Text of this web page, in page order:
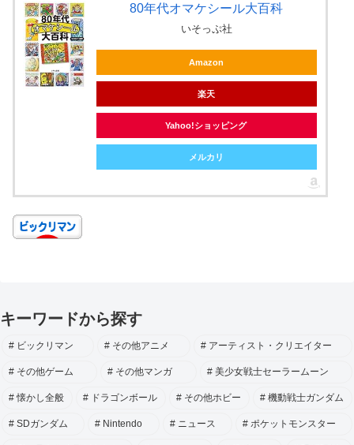
80年代オマケシール大百科
いそっぷ社
Amazon
楽天
Yahoo!ショッピング
メルカリ
キーワードから探す
ビックリマン その他アニメ アーティスト・クリエイター
その他ゲーム その他マンガ 美少女戦士セーラームーン
懐かし全般 ドラゴンボール その他ホビー 機動戦士ガンダム
SDガンダム Nintendo ニュース ポケットモンスター